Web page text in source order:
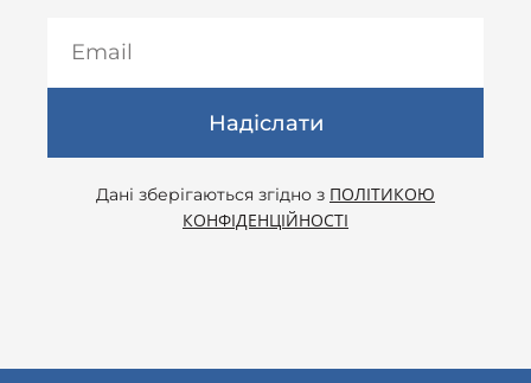
Надіслати
Дані зберігаються згідно з ПОЛІТИКОЮ
КОНФІДЕНЦІЙНОСТІ